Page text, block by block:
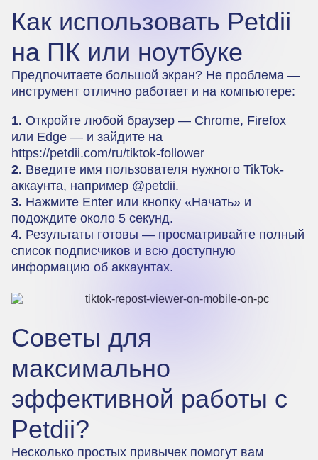
Как использовать Petdii
на ПК или ноутбуке
Предпочитаете большой экран? Не проблема —
инструмент отлично работает и на компьютере:
1. Откройте любой браузер — Chrome, Firefox
или Edge — и зайдите на
https://petdii.com/ru/tiktok-follower
2. Введите имя пользователя нужного TikTok-
аккаунта, например @petdii.
3. Нажмите Enter или кнопку «Начать» и
подождите около 5 секунд.
4. Результаты готовы — просматривайте полный
список подписчиков и всю доступную
информацию об аккаунтах.
Советы для
максимально
эффективной работы с
Petdii?
Несколько простых привычек помогут вам